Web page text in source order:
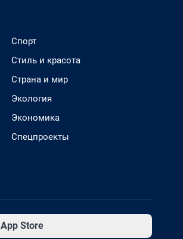
Спорт
Стиль и красота
Страна и мир
Экология
Экономика
Спецпроекты
App Store